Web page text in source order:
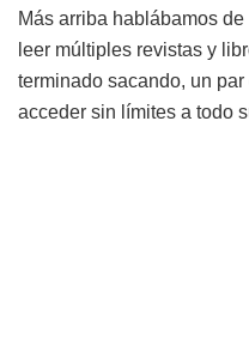
Más arriba hablábamos
leer múltiples revistas y
terminado sacando, un
acceder sin límites a todo